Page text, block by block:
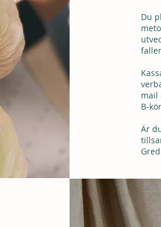
Du
mail
B-
Är